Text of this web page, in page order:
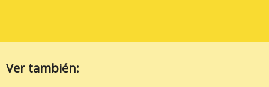
Ver también: